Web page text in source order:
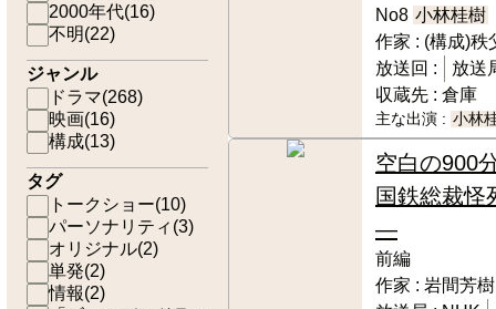
2000年代(16)
不明(22)
ジャンル
ドラマ(268)
映画(16)
構成(13)
タグ
トークショー(10)
パーソナリティ (3)
オリジナル(2)
単発(2)
情報(2)
No8 小林桂樹
作家 : (構成)秩
放送回 :
放送
収蔵先 : 倉庫
主な出演 : 小林
空白の
国鉄総裁怪
―
前編
作家 : 岩間芳樹